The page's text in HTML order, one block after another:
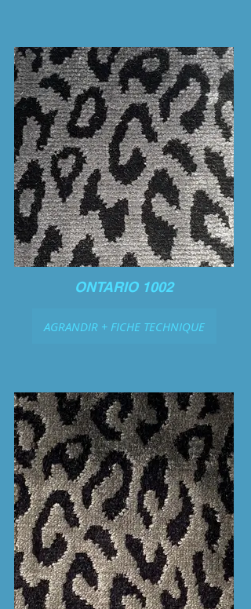
ONTARIO 1002
AGRANDIR + FICHE TECHNIQUE